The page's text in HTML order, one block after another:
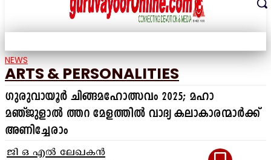
NEWS
ARTS & PERSONALITIES
ഗുരുവായൂർ ചിങ്ങമഹോത്സവം 2025; മഹാ
മഞ്ജുളാൽ ത്തറ മേളത്തിൽ വാദ്യ കലാകാരന്മാർക്ക്
അണിച്ചേരാം
ജി ഒ എൽ ലേഖകൻ